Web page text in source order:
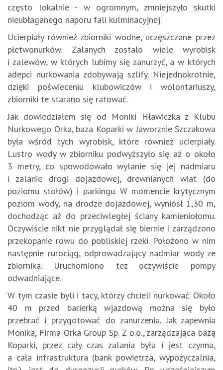
często lokalnie - w ogromnym, zmniejszyło skutki
nieubłaganego naporu fali kulminacyjnej.
Ucierpiały również zbiorniki wodne, uczęszczane przez
płetwonurków. Zalanych zostało wiele wyrobisk
i zalewów, w których lubimy się zanurzyć, a w których
adepci nurkowania zdobywają szlify. Niejednokrotnie,
dzięki poświeceniu klubowiczów i wolontariuszy,
zbiorniki te starano się ratować.
Jak dowiedziałem się od Moniki Hławiczka z Klubu
Nurkowego Orka, baza Koparki w Jaworznie Szczakowa
była wśród tych wyrobisk, które również ucierpiały.
Lustro wody w zbiorniku podwyższyło się aż o około
3 metry, co spowodowało wylanie się jej nadmiaru
i zalanie drogi dojazdowej, drewnianych wiat (do
poziomu stołów) i parkingu. W momencie krytycznym
poziom wody, na drodze dojazdowej, wyniósł 1,30 m,
dochodząc aż do przeciwległej ściany kamieniołomu.
Oczywiście nikt nie przyglądał się biernie i zarządzono
przekopanie rowu do pobliskiej rzeki. Położono w nim
następnie rurociąg, odprowadzający nadmiar wody ze
zbiornika. Uruchomiono tez oczywiście pompy
odwadniające.
W tym czasie byli i tacy, którzy chcieli nurkować. Około
40 m przed barierką wjazdową można się było
przebrać i przygotować do zanurzenia. Jak zapewnia
Monika, Firma Orka Group Sp. Z o.o., zarządzająca bazą
Koparki, przez cały czas zalania była i jest czynna,
a cała infrastruktura (bank powietrza, wypożyczalnia,